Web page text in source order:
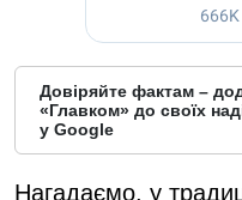
Довіряйте фактам –
«Главком» до своїх
у Google
Нагадаємо, у